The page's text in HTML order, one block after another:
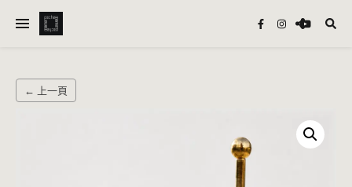
← 上一頁